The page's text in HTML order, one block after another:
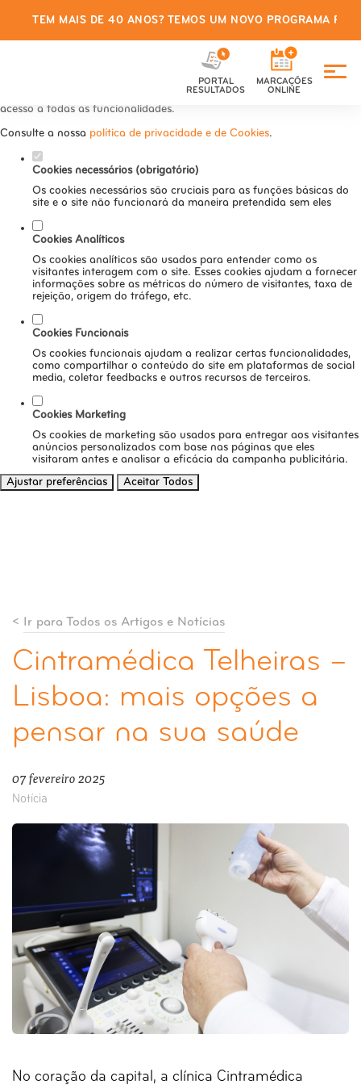
Defina as suas preferências de
cookies para este website.
Este website utiliza cookies estritamente necessários, analíticos e
acesso a todas as funcionalidades.
Consulte a nossa política de privacidade e de Cookies.
Cookies necessários (obrigatório)
Os cookies necessários são cruciais para as funções básicas do
site e o site não funcionará da maneira pretendida sem eles
Cookies Analíticos
Os cookies analíticos são usados para entender como os
visitantes interagem com o site. Esses cookies ajudam a fornecer
informações sobre as métricas do número de visitantes, taxa de
rejeição, origem do tráfego, etc.
Cookies Funcionais
Os cookies funcionais ajudam a realizar certas funcionalidades,
como compartilhar o conteúdo do site em plataformas de social
media, coletar feedbacks e outros recursos de terceiros.
Cookies Marketing
Os cookies de marketing são usados para entregar aos visitantes
anúncios personalizados com base nas páginas que eles
visitaram antes e analisar a eficácia da campanha publicitária.
Ajustar preferências
Aceitar Todos
TEM MAIS DE 40 ANOS? TEMOS UM NOVO PROGRAMA
PORTAL
RESULTADOS
MARCAÇÕES
ONLINE
< Ir para Todos os Artigos e Notícias
Cintramédica Telheiras –
Lisboa: mais opções a
pensar na sua saúde
07 fevereiro 2025
Notícia
No coração da capital, a clínica Cintramédica